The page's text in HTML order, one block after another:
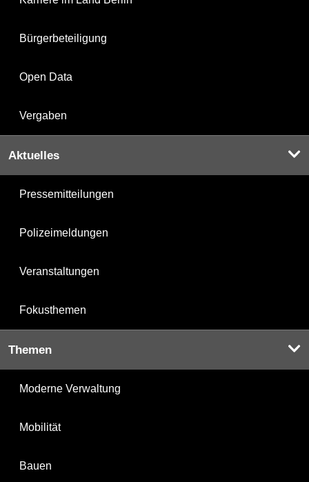
Bürgerbeteiligung
Open Data
Vergaben
Aktuelles
Pressemitteilungen
Polizeimeldungen
Veranstaltungen
Fokusthemen
Themen
Moderne Verwaltung
Mobilität
Bauen